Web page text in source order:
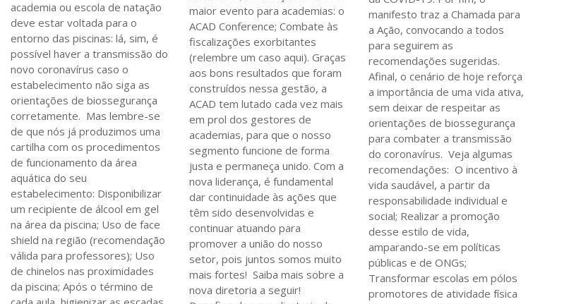
academia ou escola de natação
deve estar voltada para o
entorno das piscinas: lá, sim, é
possível haver a transmissão do
novo coronavírus caso o
estabelecimento não siga as
orientações de biossegurança
corretamente. Mas lembre-se
de que nós já produzimos uma
cartilha com os procedimentos
de funcionamento da área
aquática do seu
estabelecimento: Disponibilizar
um recipiente de álcool em gel
na área da piscina; Uso de face
shield na região (recomendação
válida para professores); Uso
de chinelos nas proximidades
da piscina; Após o término de
maior evento para academias: o
ACAD Conference; Combate às
fiscalizações exorbitantes
(relembre um caso aqui). Graças
aos bons resultados que foram
construídos nessa gestão, a
ACAD tem lutado cada vez mais
em prol dos gestores de
academias, para que o nosso
segmento funcione de forma
justa e permaneça unido. Com a
nova liderança, é fundamental
dar continuidade às ações que
têm sido desenvolvidas e
continuar atuando para
promover a união do nosso
setor, pois juntos somos muito
mais fortes! Saiba mais sobre a
nova diretoria a seguir!
manifesto traz a Chamada para
a Ação, convocando a todos
para seguirem as
recomendações sugeridas.
Afinal, o cenário de hoje reforça
a importância de uma vida ativa,
sem deixar de respeitar as
orientações de biossegurança
para combater a transmissão
do coronavírus. Veja algumas
recomendações: O incentivo à
vida saudável, a partir da
responsabilidade individual e
social; Realizar a promoção
desse estilo de vida,
amparando-se em políticas
públicas e de ONGs;
Transformar escolas em pólos
promotores de atividade física